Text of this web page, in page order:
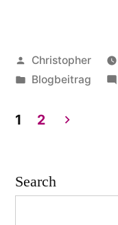
Posted
by
Christopher
Posted
Blogbeitrag
pagination
1 2
Search